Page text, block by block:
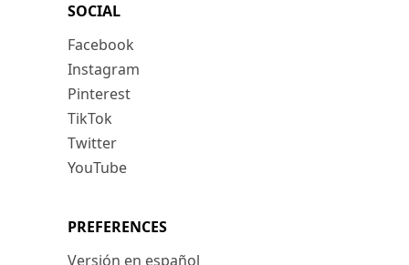
SOCIAL
Facebook
Instagram
Pinterest
TikTok
Twitter
YouTube
PREFERENCES
Versión en español